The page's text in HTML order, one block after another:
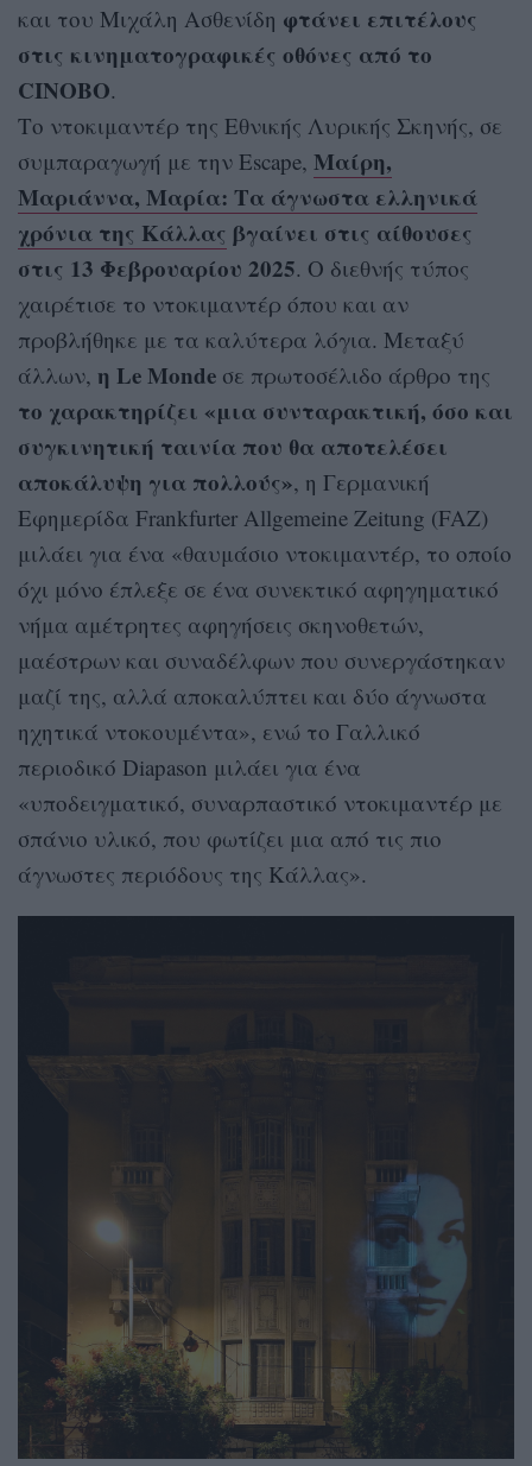
και του Μιχάλη Ασθενίδη φτάνει επιτέλους
στις κινηματογραφικές οθόνες από το
CINOBO.
Το ντοκιμαντέρ της Εθνικής Λυρικής Σκηνής, σε
συμπαραγωγή με την Escape, Μαίρη,
Μαριάννα, Μαρία: Τα άγνωστα ελληνικά
χρόνια της Κάλλας βγαίνει στις αίθουσες
στις 13 Φεβρουαρίου 2025. Ο διεθνής τύπος
χαιρέτισε το ντοκιμαντέρ όπου και αν
προβλήθηκε με τα καλύτερα λόγια. Μεταξύ
άλλων, η Le Monde σε πρωτοσέλιδο άρθρο της
το χαρακτηρίζει «μια συνταρακτική, όσο και
συγκινητική ταινία που θα αποτελέσει
αποκάλυψη για πολλούς», η Γερμανική
Εφημερίδα Frankfurter Allgemeine Zeitung (FAZ)
μιλάει για ένα «θαυμάσιο ντοκιμαντέρ, το οποίο
όχι μόνο έπλεξε σε ένα συνεκτικό αφηγηματικό
νήμα αμέτρητες αφηγήσεις σκηνοθετών,
μαέστρων και συναδέλφων που συνεργάστηκαν
μαζί της, αλλά αποκαλύπτει και δύο άγνωστα
ηχητικά ντοκουμέντα», ενώ το Γαλλικό
περιοδικό Diapason μιλάει για ένα
«υποδειγματικό, συναρπαστικό ντοκιμαντέρ με
σπάνιο υλικό, που φωτίζει μια από τις πιο
άγνωστες περιόδους της Κάλλας».